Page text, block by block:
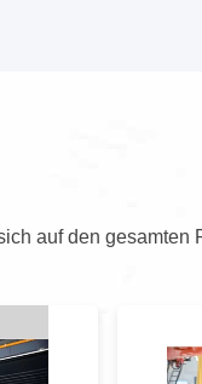
auf den gesamten